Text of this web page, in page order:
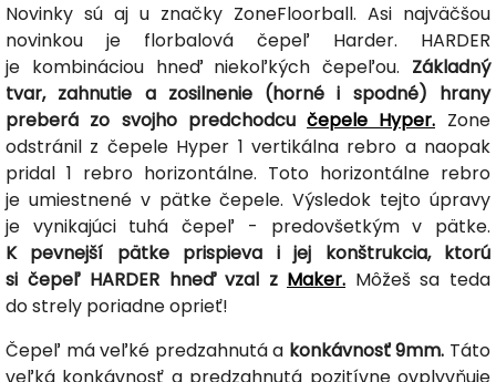
Novinky sú aj u značky ZoneFloorball. Asi najväčšou
novinkou je florbalová čepeľ Harder. HARDER
je kombináciou hneď niekoľkých čepeľou. Základný
tvar, zahnutie a zosilnenie (horné i spodné) hrany
preberá zo svojho predchodcu čepele Hyper. Zone
odstránil z čepele Hyper 1 vertikálna rebro a naopak
pridal 1 rebro horizontálne. Toto horizontálne rebro
je umiestnené v pätke čepele. Výsledok tejto úpravy
je vynikajúci tuhá čepeľ - predovšetkým v pätke.
K pevnejší pätke prispieva i jej konštrukcia, ktorú
si čepeľ HARDER hneď vzal z Maker. Môžeš sa teda
do strely poriadne oprieť!
Čepeľ má veľké predzahnutá a konkávnosť 9mm. Táto